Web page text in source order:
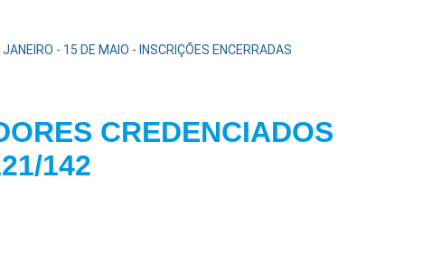
- 15 DE MAIO - INSCRIÇÕES ENCERRADAS
CREDENCIADOS
121/142